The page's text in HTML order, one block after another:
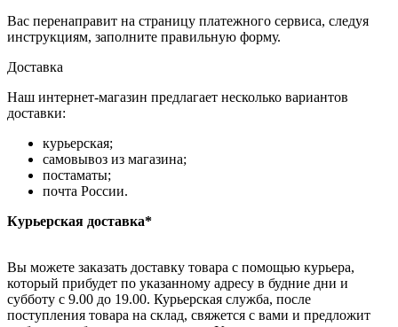
Вас перенаправит на страницу платежного сервиса, следуя
инструкциям, заполните правильную форму.
Доставка
Наш интернет-магазин предлагает несколько вариантов
доставки:
курьерская;
самовывоз из магазина;
постаматы;
почта России.
Курьерская доставка*
Вы можете заказать доставку товара с помощью курьера,
который прибудет по указанному адресу в будние дни и
субботу с 9.00 до 19.00. Курьерская служба, после
поступления товара на склад, свяжется с вами и предложит